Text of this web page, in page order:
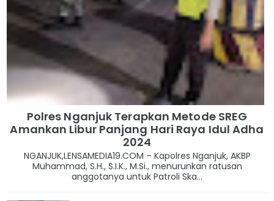
Polres Nganjuk Terapkan Metode SREG
Amankan Libur Panjang Hari Raya Idul Adha
2024
NGANJUK,LENSAMEDIA19.COM – Kapolres Nganjuk, AKBP
Muhammad, S.H., S.I.K., M.Si., menurunkan ratusan
anggotanya untuk Patroli Ska...